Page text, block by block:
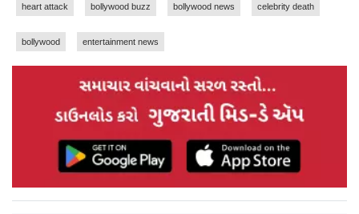
heart attack bollywood buzz bollywood news celebrity death
bollywood entertainment news